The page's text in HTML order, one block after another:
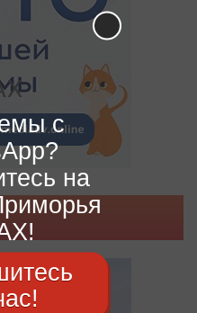
с
на